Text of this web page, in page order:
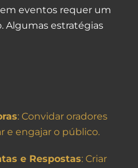
eventos requer um
Algumas estratégias
: Convidar oradores
e engajar o público.
e Respostas: Criar